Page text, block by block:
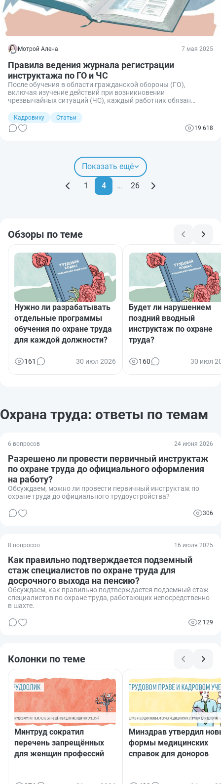
Мотрой Алена 7 мая 2025
Правила ведения журнала регистрации
инструктажа по ГО и ЧС
После обучения в области гражданской обороны (ГО),
включая изучение действий при возникновении
чрезвычайных ситуаций (ЧС), каждый работник обязан
регистрации инструктажа по ГО и ЧС. Это не просто
очередная книга учета, а важный документ с определенными
правилами ведения и хранения. И за его отсутствие
Кадровику
Статьи
19 618
Показать ещё
1 4 … 26
Обзоры по теме
Нужно ли разрабатывать
отдельные программы
обучения по охране труда
для каждой должности?
161 30 июл 2026
Будет ли нарушением
поздний вводный
инструктаж по охране
труда?
160 30 июл
Охрана труда: ответы по темам
6 вопросов 24 июня 2026
Разрешено ли провести первичный инструктаж
по охране труда до официального оформления
на работу?
Обсуждаем, можно ли провести первичный инструктаж по
охране труда до официального трудоустройства?
306
8 вопросов 16 июля 2025
Как правильно подтверждается подземный
стаж специалистов по охране труда для
досрочного выхода на пенсию?
Обсуждаем, как правильно подтверждается подземный стаж
специалистов по охране труда, работающих непосредственно
в шахте.
2 129
Колонки по теме
Минтруд сократил
перечень запрещённых
для женщин профессий
Минздрав утвердил
формы медицинских
справок для доноров